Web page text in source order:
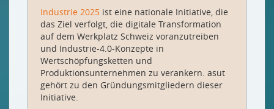
Industrie 2025 ist eine nationale Initiative, die
das Ziel verfolgt, die digitale Transformation
auf dem Werkplatz Schweiz voranzutreiben
und Industrie-4.0-Konzepte in
Wertschöpfungsketten und
Produktionsunternehmen zu verankern. asut
gehört zu den Gründungsmitgliedern dieser
Initiative.